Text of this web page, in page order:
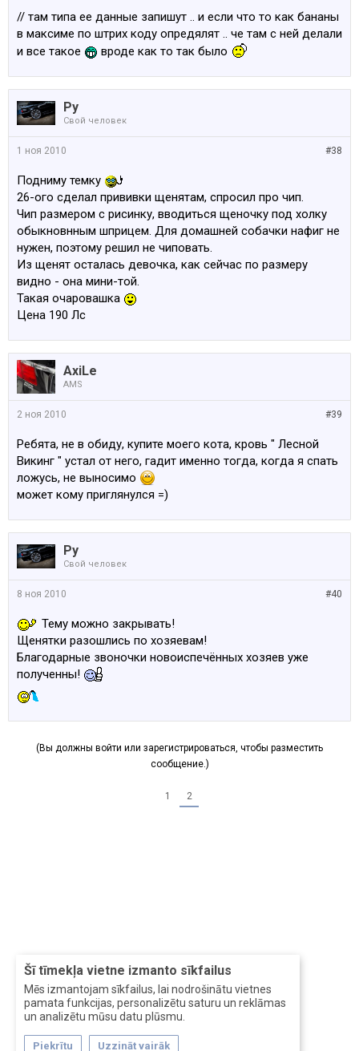
Šī tīmekļa vietne izmanto sīkfailus
Mēs izmantojam sīkfailus, lai nodrošinātu vietnes
pamata funkcijas, personalizētu saturu un reklāmas
un analizētu mūsu datu plūsmu.
Piekrītu Uzzināt vairāk
// там типа ее данные запишут .. и если что то как бананы
в максиме по штрих коду опредялят .. че там с ней делали
и все такое
вроде как то так было
Ру
Свой человек
#38
1 ноя 2010
Подниму темку
26-ого сделал прививки щенятам, спросил про чип.
Чип размером с рисинку, вводиться щеночку под холку
обыкновнным шприцем. Для домашней собачки нафиг не
нужен, поэтому решил не чиповать.
Из щенят осталась девочка, как сейчас по размеру
видно - она мини-той.
Такая очаровашка
Цена 190 Лс
AxiLe
AMS
#39
2 ноя 2010
Ребята, не в обиду, купите моего кота, кровь " Лесной
Викинг " устал от него, гадит именно тогда, когда я спать
ложусь, не выносимо
может кому приглянулся =)
Ру
Свой человек
#40
8 ноя 2010
Тему можно закрывать!
Щенятки разошлись по хозяевам!
Благодарные звоночки новоиспечённых хозяев уже
полученны!
(Вы должны войти или зарегистрироваться, чтобы разместить
сообщение.)
1 2